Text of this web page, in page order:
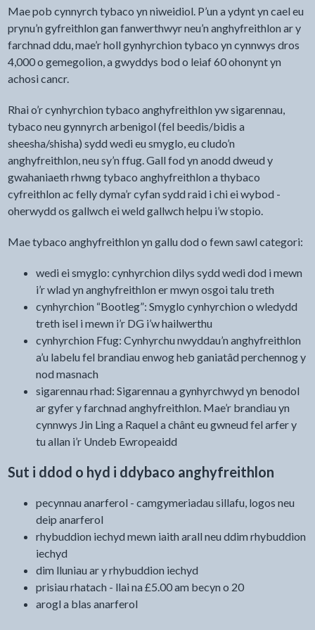
Mae pob cynnyrch tybaco yn niweidiol. P’un a ydynt yn cael eu
prynu’n gyfreithlon gan fanwerthwyr neu’n anghyfreithlon ar y
farchnad ddu, mae’r holl gynhyrchion tybaco yn cynnwys dros
4,000 o gemegolion, a gwyddys bod o leiaf 60 ohonynt yn
achosi cancr.
Rhai o’r cynhyrchion tybaco anghyfreithlon yw sigarennau,
tybaco neu gynnyrch arbenigol (fel beedis/bidis a
sheesha/shisha) sydd wedi eu smyglo, eu cludo’n
anghyfreithlon, neu sy’n ffug. Gall fod yn anodd dweud y
gwahaniaeth rhwng tybaco anghyfreithlon a thybaco
cyfreithlon ac felly dyma’r cyfan sydd raid i chi ei wybod -
oherwydd os gallwch ei weld gallwch helpu i’w stopio.
Mae tybaco anghyfreithlon yn gallu dod o fewn sawl categori:
wedi ei smyglo: cynhyrchion dilys sydd wedi dod i mewn
i’r wlad yn anghyfreithlon er mwyn osgoi talu treth
cynhyrchion “Bootleg”: Smyglo cynhyrchion o wledydd
treth isel i mewn i’r DG i’w hailwerthu
cynhyrchion Ffug: Cynhyrchu nwyddau’n anghyfreithlon
a’u labelu fel brandiau enwog heb ganiatâd perchennog y
nod masnach
sigarennau rhad: Sigarennau a gynhyrchwyd yn benodol
ar gyfer y farchnad anghyfreithlon. Mae’r brandiau yn
cynnwys Jin Ling a Raquel a chânt eu gwneud fel arfer y
tu allan i’r Undeb Ewropeaidd
Sut i ddod o hyd i ddybaco anghyfreithlon
pecynnau anarferol - camgymeriadau sillafu, logos neu
deip anarferol
rhybuddion iechyd mewn iaith arall neu ddim rhybuddion
iechyd
dim lluniau ar y rhybuddion iechyd
prisiau rhatach - llai na £5.00 am becyn o 20
arogl a blas anarferol